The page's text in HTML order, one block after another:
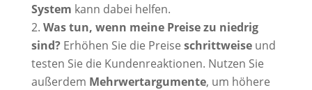
System kann dabei helfen.
Was tun, wenn meine Preise zu niedrig
sind?Erhöhen Sie die Preise schrittweiseund
testen Sie die Kundenreaktionen. Nutzen Sie
außerdem Mehrwertargumente, um höhere